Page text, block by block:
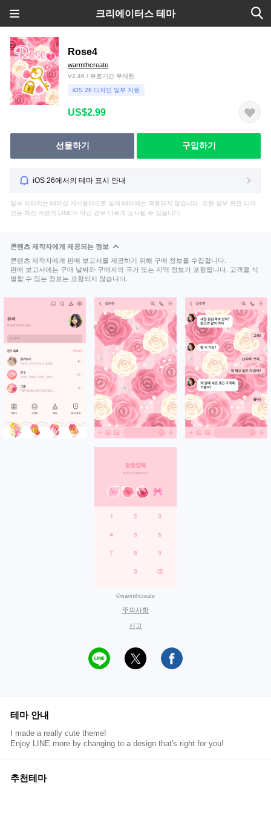
크리에이터스 테마
Rose4
warmthcreate
V2.46 / 유효기간 무제한
iOS 26 디자인 일부 지원
US$2.99
선물하기 구입하기
iOS 26에서의 테마 표시 안내
일부 이미지는 테마샵 게시용이므로 실제 테마에는 적용되지 않습니다. 또한 일부 화면 디자
인은 최신 버전의 LINE이 아닌 경우 다르게 표시될 수 있습니다.
콘텐츠 제작자에게 제공되는 정보
콘텐츠 제작자에게 판매 보고서를 제공하기 위해 구매 정보를 수집합니다.
판매 보고서에는 구매 날짜와 구매자의 국가 또는 지역 정보가 포함됩니다. 고객을 식
별할 수 있는 정보는 포함되지 않습니다.
©warmthcreate
주의사항
신고
테마 안내
I made a really cute theme!
Enjoy LINE more by changing to a design that's right for you!
추천테마